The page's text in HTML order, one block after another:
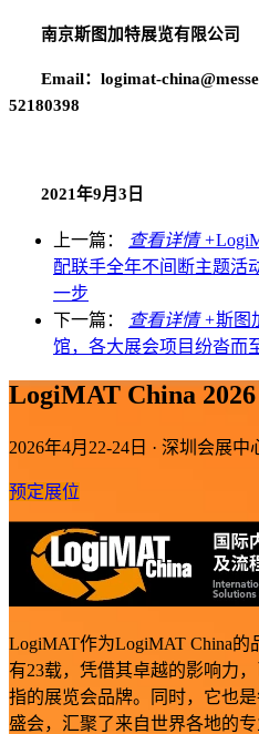
南京斯图加特展览有限公司
Email：logimat-
52180398
2021年9月3 日
上一篇： 查看详情 +
配联手全年不间断主题
一步
下一篇：
查看详情 +斯图
馆，各大展会项目纷沓而
LogiMAT China 2026
2026年4月22-24日 · 深圳会展中
预定展位
LogiMAT作为LogiMAT China
有23载，凭借其卓越的影响力
指的展览会品牌。同时，它也
盛会，汇聚了来自世界各地的专